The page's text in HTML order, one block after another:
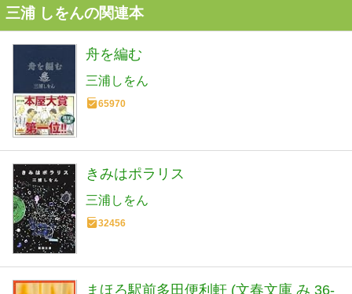
三浦 しをんの関連本
舟を編む
三浦しをん
65970
きみはポラリス
三浦しをん
32456
まほろ駅前多田便利軒 (文春文庫 み 36-